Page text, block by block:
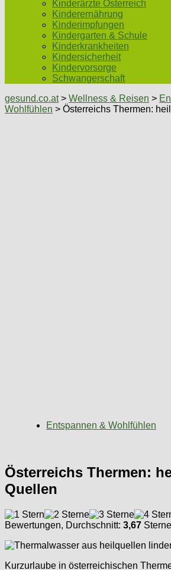
Kinderärzte Österreich
Kinderernährung
Kinderimpfungen
Kindergarten & Schule
Kinderkrankheiten
Kindersicherheit
Kindervorsorge
Schwangerschaft
gesund.co.at> Wellness & Reisen >
Wohlfühlen > Österreichs Thermen:
Entspannen & Wohlfühlen
Österreichs Thermen:
Quellen
Bewertungen, Durchschnitt: 3,67
Kurzurlaube in österreichischen